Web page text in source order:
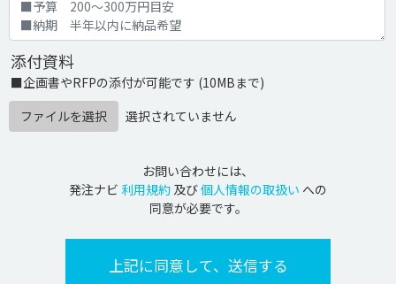
添付資料
■企画書やRFPの添付が可能です (10MBまで)
ファイルを選択
選択されていません
お問い合わせには、
発注ナビ 利用規約 及び個人情報の取扱い への
同意が必要です。